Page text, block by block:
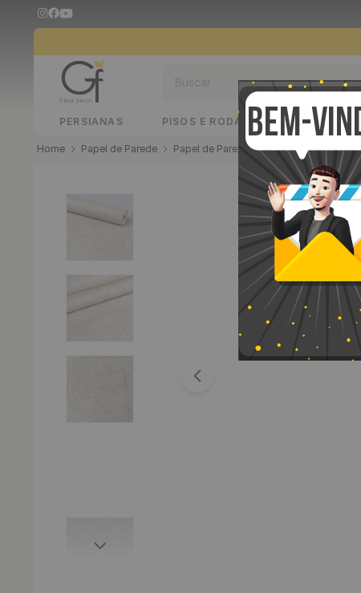
PERSIANAS PISOS E RODAPÉS PAINÉIS
Papel de Parede Papel de Parede Vinílico Papel de